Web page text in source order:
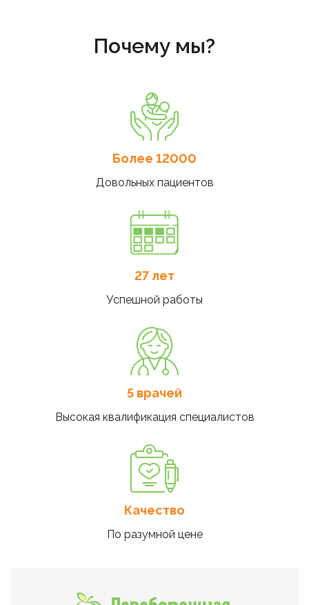
Почему мы?
Более 12000
Довольных пациентов
27 лет
Успешной работы
5 врачей
Высокая квалификация специалистов
Качество
По разумной цене